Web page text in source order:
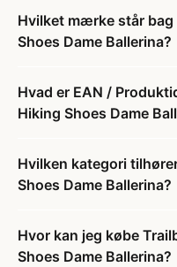
Hvilket mærke står
Shoes Dame Ballerina?
Hvad er EAN /
Hiking Shoes Dame
Hvilken kategori
Shoes Dame Ballerina?
Hvor kan jeg købe
Shoes Dame Ballerina?